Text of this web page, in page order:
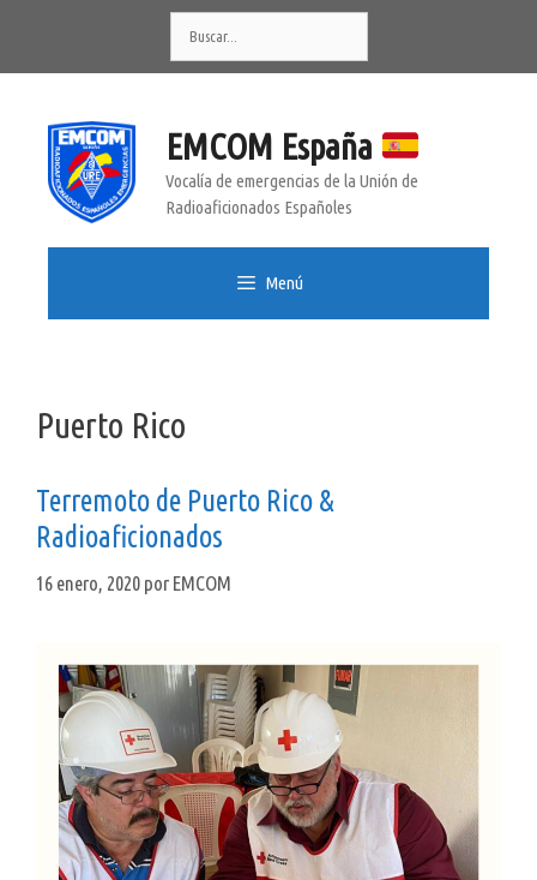
contenido
EMCOM España
Vocalía de emergencias de la Unión de
Radioaficionados Españoles
Menú
Puerto Rico
Terremoto de Puerto Rico &
Radioaficionados
16 enero, 2020 por EMCOM